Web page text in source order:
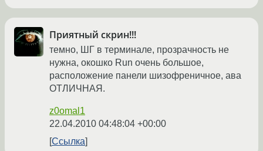
Приятный скрин!!!
темно, ШГ в терминале, прозрачность не
нужна, окошко Run очень большое,
расположение панели шизофреничное, ава
ОТЛИЧНАЯ.
z0omal1
22.04.2010 04:48:04 +00:00
Ссылка